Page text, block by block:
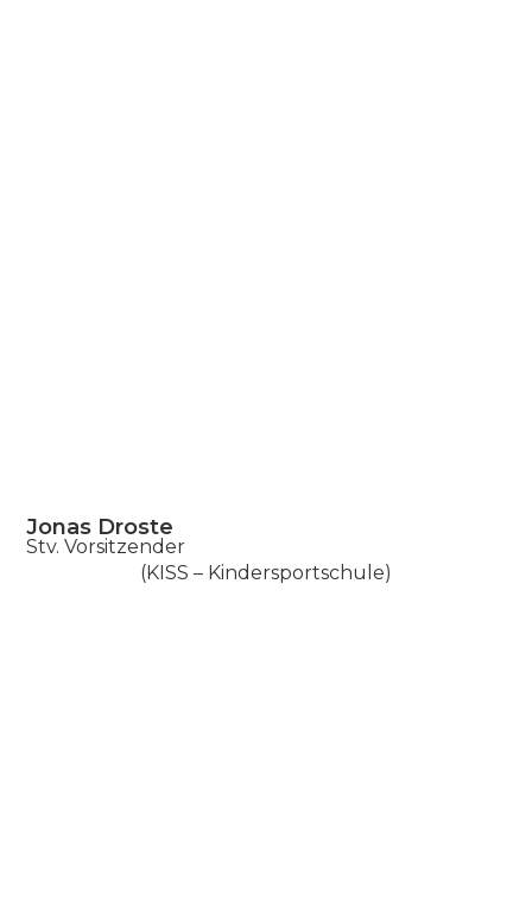
Jonas Droste
Stv. Vorsitzender
(KISS – Kindersportschule)